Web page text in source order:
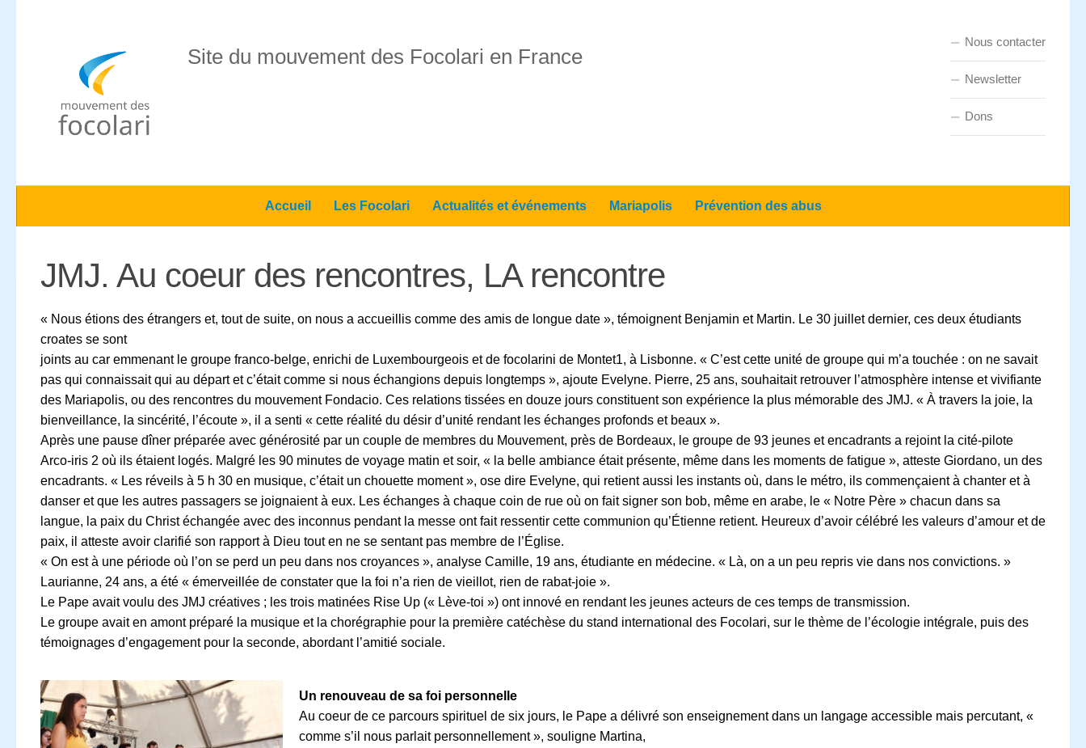
Site du mouvement des Focolari en France
Nous contacter
Newsletter
Dons
Accueil Les Focolari Actualités et événements Mariapolis Prévention des abus
JMJ. Au coeur des rencontres, LA rencontre
« Nous étions des étrangers et, tout de suite, on nous a accueillis comme des amis de longue date », témoignent Benjamin et Martin. Le 30 juillet dernier, ces deux étudiants
croates se sont
joints au car emmenant le groupe franco-belge, enrichi de Luxembourgeois et de focolarini de Montet1, à Lisbonne. « C’est cette unité de groupe qui m’a touchée : on ne savait
pas qui connaissait qui au départ et c’était comme si nous échangions depuis longtemps », ajoute Evelyne. Pierre, 25 ans, souhaitait retrouver l’atmosphère intense et vivifiante
des Mariapolis, ou des rencontres du mouvement Fondacio. Ces relations tissées en douze jours constituent son expérience la plus mémorable des JMJ. « À travers la joie, la
bienveillance, la sincérité, l’écoute », il a senti « cette réalité du désir d’unité rendant les échanges profonds et beaux ».
Après une pause dîner préparée avec générosité par un couple de membres du Mouvement, près de Bordeaux, le groupe de 93 jeunes et encadrants a rejoint la cité-pilote
Arco-iris 2 où ils étaient logés. Malgré les 90 minutes de voyage matin et soir, « la belle ambiance était présente, même dans les moments de fatigue », atteste Giordano, un des
encadrants. « Les réveils à 5 h 30 en musique, c’était un chouette moment », ose dire Evelyne, qui retient aussi les instants où, dans le métro, ils commençaient à chanter et à
danser et que les autres passagers se joignaient à eux. Les échanges à chaque coin de rue où on fait signer son bob, même en arabe, le « Notre Père » chacun dans sa
langue, la paix du Christ échangée avec des inconnus pendant la messe ont fait ressentir cette communion qu’Étienne retient. Heureux d’avoir célébré les valeurs d’amour et de
paix, il atteste avoir clarifié son rapport à Dieu tout en ne se sentant pas membre de l’Église.
« On est à une période où l’on se perd un peu dans nos croyances », analyse Camille, 19 ans, étudiante en médecine. « Là, on a un peu repris vie dans nos convictions. »
Laurianne, 24 ans, a été « émerveillée de constater que la foi n’a rien de vieillot, rien de rabat-joie ».
Le Pape avait voulu des JMJ créatives ; les trois matinées Rise Up (« Lève-toi ») ont innové en rendant les jeunes acteurs de ces temps de transmission.
Le groupe avait en amont préparé la musique et la chorégraphie pour la première catéchèse du stand international des Focolari, sur le thème de l’écologie intégrale, puis des
témoignages d’engagement pour la seconde, abordant l’amitié sociale.
Un renouveau de sa foi personnelle
Au coeur de ce parcours spirituel de six jours, le Pape a délivré son enseignement dans un langage accessible mais percutant, «
comme s’il nous parlait personnellement », souligne Martina,